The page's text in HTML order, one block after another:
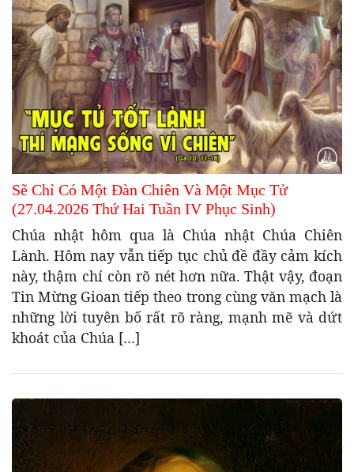
Sẽ Chỉ Có Một Đàn Chiên Và Một Mục Tử
(27.04.2026 Thứ Hai Tuần IV Phục Sinh)
Chúa nhật hôm qua là Chúa nhật Chúa Chiên
Lành. Hôm nay vẫn tiếp tục chủ đề đầy cảm kích
này, thậm chí còn rõ nét hơn nữa. Thật vậy, đoạn
Tin Mừng Gioan tiếp theo trong cùng văn mạch là
những lời tuyên bố rất rõ ràng, mạnh mẽ và dứt
khoát của Chúa […]